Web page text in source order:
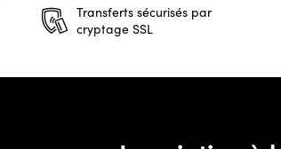
Transferts sécurisés par
cryptage SSL